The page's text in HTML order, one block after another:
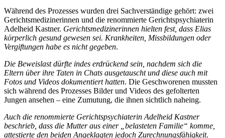
Während des Prozesses wurden drei Sachverständige gehört: zwei
Gerichtsmedizinerinnen und die renommierte Gerichtspsychiaterin
Adelheid Kastner. Gerichtsmedizinerinnen hielten fest, dass Elias
körperlich gesund gewesen sei. Krankheiten, Missbildungen oder
Vergiftungen habe es nicht gegeben.
Die Beweislast dürfte indes erdrückend sein, nachdem sich die
Eltern über ihre Taten in Chats ausgetauscht und diese auch mit
Fotos und Videos dokumentiert hatten. Die Geschworenen mussten
sich während des Prozesses Bilder und Videos des gefolterten
Jungen ansehen – eine Zumutung, die ihnen sichtlich naheing.
Auch die renommierte Gerichtspsychiaterin Adelheid Kastner
beschrieb, dass die Mutter aus einer „belasteten Familie“ komme,
attestierte den beiden Angeklagten jedoch Zurechnungsfähigkeit.